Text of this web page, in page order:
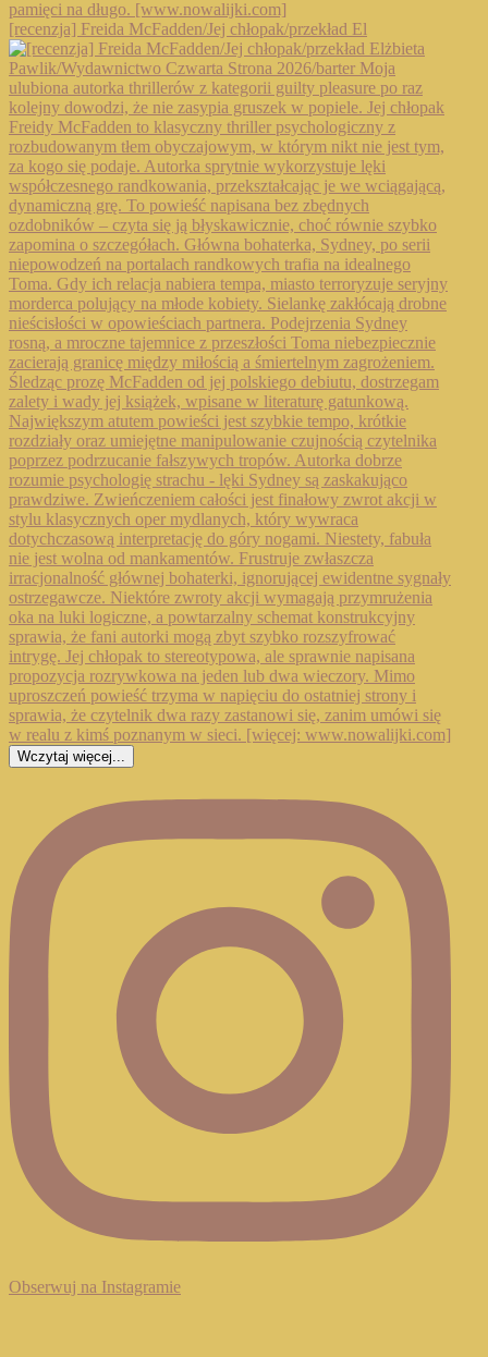
[recenzja] Freida McFadden/Jej chłopak/przekład El
Wczytaj więcej...
Obserwuj na Instagramie